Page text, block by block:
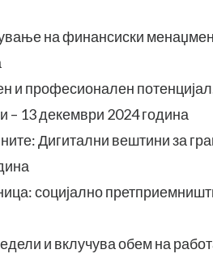
на финансиски
и професионален
– 13 декември 2024 година
Дигитални вештини за
социјално
и вклучува обем на